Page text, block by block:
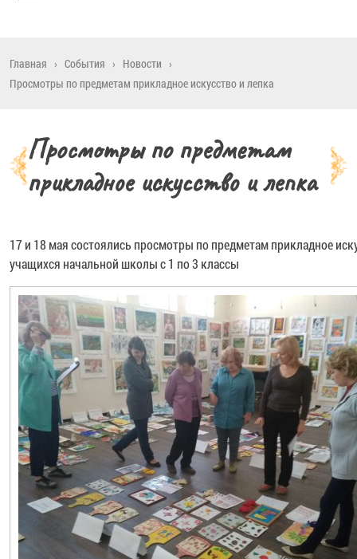
Главная › События › Новости ›
Просмотры по предметам прикладное искусство и лепка
Просмотры по предметам
прикладное искусство и лепка
17 и 18 мая состоялись просмотры по предметам прикладное
учащихся начальной школы с 1 по 3 классы